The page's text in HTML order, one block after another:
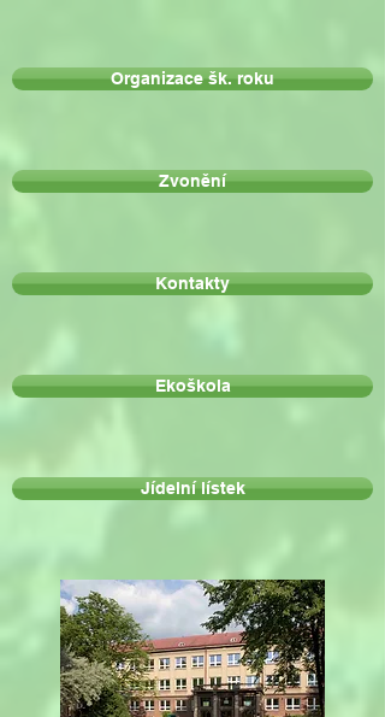
Organizace šk. roku
Zvonění
Kontakty
Ekoškola
Jídelní lístek